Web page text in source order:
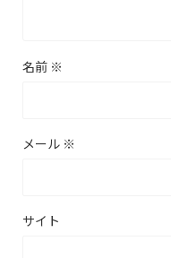
名前 ※
メール ※
サイト